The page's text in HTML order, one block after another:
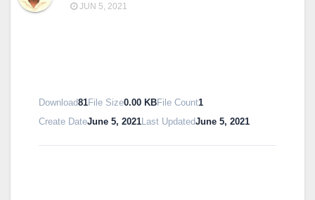
JUN 5, 2021
Download81File Size0.00 KBFile Count1
Create DateJune 5, 2021 Last UpdatedJune 5, 2021